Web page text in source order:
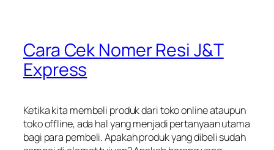
Cara Cek Nomer Resi J&T
Express
Ketika kita membeli produk dari toko online ataupun
toko offline, ada hal yang menjadi pertanyaan utama
bagi para pembeli. Apakah produk yang dibeli sudah